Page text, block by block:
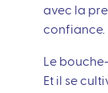
avec la
confiance.
Le
Et il se